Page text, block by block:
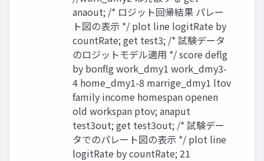
anaout; /* ロジット回帰結果 パレー
ト図の表示 */ plot line logitRate by
countRate; get test3; /* 試験データ
のロジットモデル適用 */ score deflg
by bonflg work_dmy1 work_dmy3-
4 home_dmy1-8 marrige_dmy1 ltov
family income homespan openen
old workspan ptov; anaput
test3out; get test3out; /* 試験デー
タでのパレート図の表示 */ plot line
logitRate by countRate; 21